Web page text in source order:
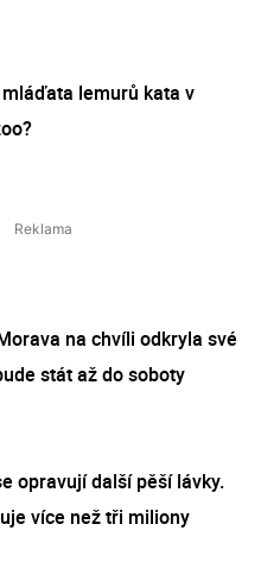
lemurů kata v
na chvíli odkryla své
stát až do soboty
opravují další pěší lávky.
více než tři miliony